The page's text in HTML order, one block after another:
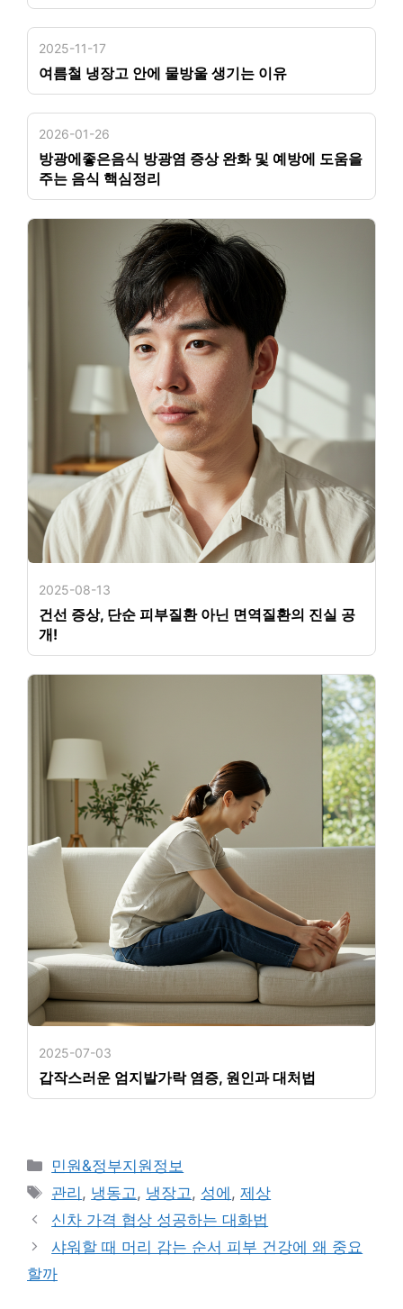
2025-11-17
여름철 냉장고 안에 물방울 생기는 이유
2026-01-26
방광에좋은음식 방광염 증상 완화 및 예방에 도움을
주는 음식 핵심정리
2025-08-13
건선 증상, 단순 피부질환 아닌 면역질환의 진실 공
개!
2025-07-03
갑작스러운 엄지발가락 염증, 원인과 대처법
카
테
리
민원&정부지원정보
태
그
관리 , 냉동고, 냉장고, 성에 ,제상
신차 가격 협상 성공하는 대화법
샤워할 때 머리 감는 순서 피부 건강에 왜 중요
할까